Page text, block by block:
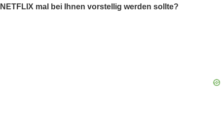
NETFLIX mal bei Ihnen vorstellig werden sollte?